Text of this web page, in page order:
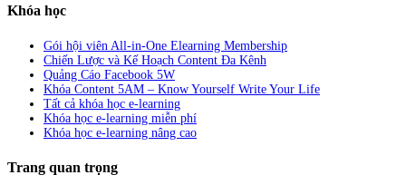
Khóa học
Gói hội viên All-in-One Elearning Membership
Chiến Lược và Kế Hoạch Content Đa Kênh
Quảng Cáo Facebook 5W
Khóa Content 5AM – Know Yourself Write Your Life
Tất cả khóa học e-learning
Khóa học e-learning miễn phí
Khóa học e-learning nâng cao
Trang quan trọng